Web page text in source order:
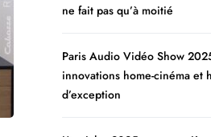
ne fait pas qu’à moitié
Paris Audio Vidéo Show
innovations home-cinéma et
d’exception